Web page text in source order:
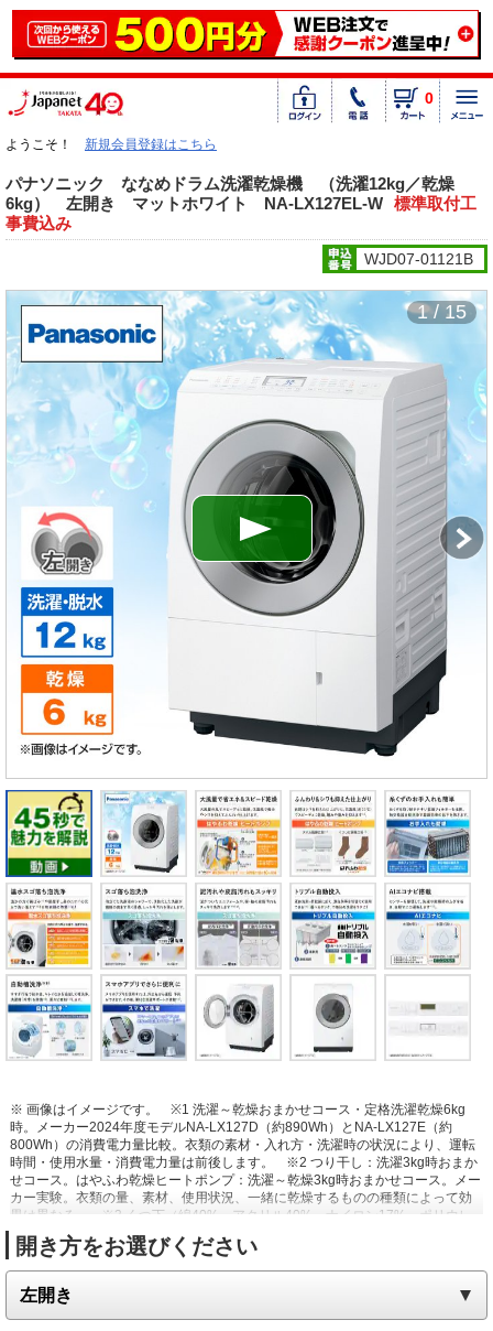
0
ようこそ！ 新規会員登録はこちら
パナソニック ななめドラム洗濯乾燥機 （洗濯12kg／乾燥
6kg） 左開き マットホワイト NA-LX127EL-W 標準取付工
事費込み
WJD07-01121B
1 / 15
※ 画像はイメージです。
※1 洗濯～乾燥おまかせコース・定格洗濯乾燥6kg
時。メーカー2024年度モデルNA-LX127D（約890Wh）とNA-LX127E（約
800Wh）の消費電力量比較。衣類の素材・入れ方・洗濯時の状況により、運転
時間・使用水量・消費電力量は前後します。
※2 つり干し：洗濯3kg時おまか
せコース。はやふわ乾燥ヒートポンプ：洗濯～乾燥3kg時おまかせコース。メー
カー実験。衣類の量、素材、使用状況、一緒に乾燥するものの種類によって効
果は異なる。
※3 くつ下（綿40%、アクリル40%、ナイロン17%、ポリウレ
タン3%）、衣類乾燥機NH-D603（洗濯後の衣類3kgを標準コース・ヒーター
「強」で運転）と、NA-LX129E（洗濯～乾燥3kg・おまかせコース運転）との
比較。メーカー実験。使用条件により効果は異なる。
※4 試験方法：菌液付着
試験布の生菌数測定、除菌方法：加熱温風による、対象部位：ドラム内の衣
類、結果：菌の減少率99%以上（メーカー換算値）。
※5 日光などで変色し
た汚れ・黄ばみは落ちません。衣類の素材・量、衣類の汚れ・洗剤の種類、水
開き方をお選びください